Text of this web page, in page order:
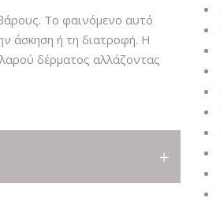
ΛΙΠΟΜΕΤΑΦΟΡΆ
ΓΥΝΑΙΚΟΜΑΣΤΊΑ
Το φαινόμενο αυτό
άσκηση ή τη διατροφή. Η
δέρματος αλλάζοντας